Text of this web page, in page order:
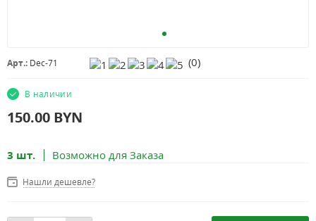
Арт.: Dec-71 (0)
В наличии
150.00 BYN
3 шт. Возможно для Заказа
Нашли дешевле?